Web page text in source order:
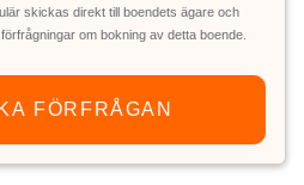
skickas direkt till boendets ägare och
om bokning av detta boende.
FÖRFRÅGAN